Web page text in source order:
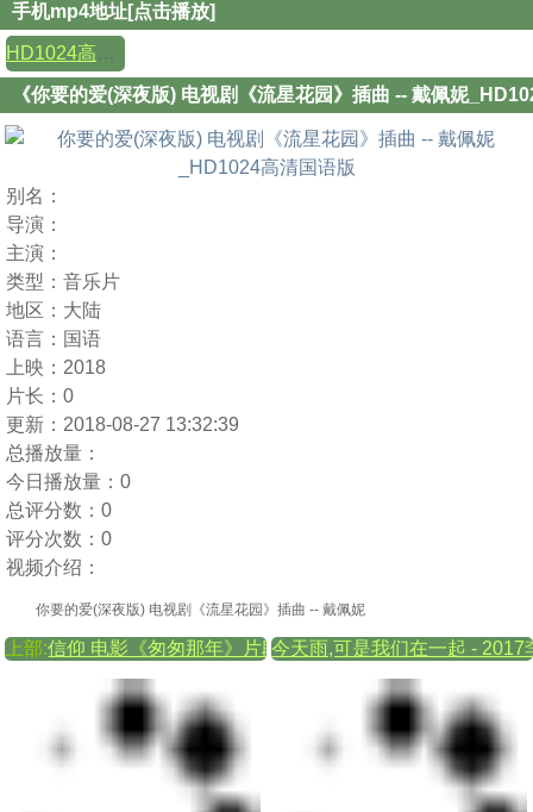
手机mp4地址[点击播放]
HD1024高清国语版
《你要的爱(深夜版) 电视剧《流星花园》插曲 -- 戴佩妮
别名：
导演：
主演：
类型： 音乐片
地区： 大陆
语言： 国语
上映： 2018
片长： 0
更新： 2018-08-27 13:32:39
总播放量：
今日播放量： 0
总评分数： 0
评分次数： 0
视频介绍：
你要的爱(深夜版) 电视剧《流星花园》插曲 -- 戴佩妮
上部:信仰 电影《匆匆那年》片段 饭制版 -- 张信哲
今天雨,可是我们在一起 -